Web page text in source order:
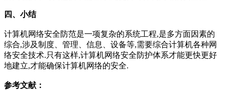
四、小结
计算机网络安全防范是一项复杂的系统工程,是多方面因素的
综合,涉及制度、管理、信息、设备等,需要综合计算机各种网
络安全技术.只有这样,计算机网络安全防护体系才能更快更好
地建立,才能确保计算机网络的安全.
参考文献：